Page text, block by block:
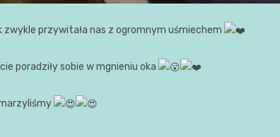
zwykle przywitała nas z ogromnym uśmiechem
poradziły sobie w mgnieniu oka